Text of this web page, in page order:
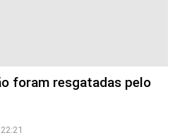
foram resgatadas pelo